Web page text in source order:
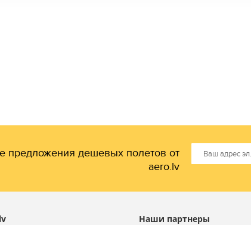
дешевых полетов от
aero.lv
Наши партнеры